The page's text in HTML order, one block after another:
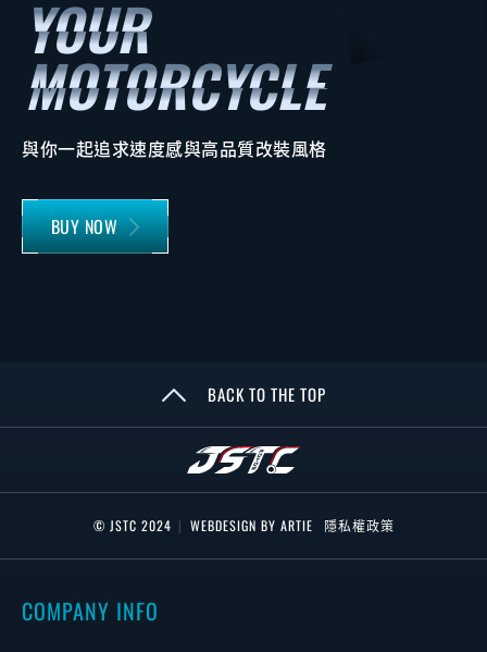
與你一起追求速度感與高品質改裝風格
BUY NOW
BACK TO THE TOP
© JSTC 2024 | WEBDESIGN BY ARTIE 隱私權政策
COMPANY INFO